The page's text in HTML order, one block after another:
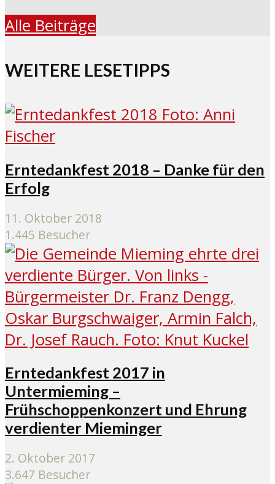
Alle Beiträge
WEITERE LESETIPPS
Erntedankfest 2018 – Danke für den
Erfolg
11. Oktober 2018
1.445 Besucher
Erntedankfest 2017 in
Untermieming –
Frühschoppenkonzert und Ehrung
verdienter Mieminger
2. Oktober 2017
3.647 Besucher